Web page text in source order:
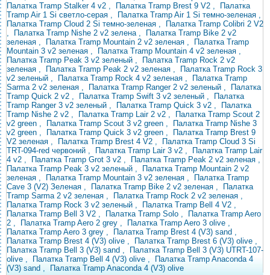
Палатка Tramp Stalker 4 v2 , Палатка Tramp Brest 9 V2 ,
Палатка
Tramp Air 1 Si светло-серая , Палатка Tramp Air 1 Si темно-зеленая ,
Палатка Tramp Cloud 2 Si темно-зеленая ,
Палатка Tramp Colibri 2 V2
,
Палатка Tramp Nishe 2 v2 зелена ,
Палатка Tramp Bike 2 v2
зеленая , Палатка Tramp Mountain 2 v2 зеленая ,
Палатка Tramp
Mountain 3 v2 зеленая , Палатка Tramp Mountain 4 v2 зеленая ,
Палатка Tramp Peak 3 v2 зеленый ,
Палатка Tramp Rock 2 v2
зеленая , Палатка Tramp Peak 2 v2 зеленая ,
Палатка Tramp Rock 3
v2 зеленый , Палатка Tramp Rock 4 v2 зеленая ,
Палатка Tramp
Sarma 2 v2 зеленая , Палатка Tramp Ranger 2 v2 зеленый ,
Палатка
Tramp Quick 2 v2 , Палатка Tramp Swift 3 v2 зеленый ,
Палатка
Tramp Ranger 3 v2 зеленый , Палатка Tramp Quick 3 v2 ,
Палатка
Tramp Nishe 2 v2 , Палатка Tramp Lair 2 v2 ,
Палатка Tramp Scout 2
v2 green , Палатка Tramp Scout 3 v2 green ,
Палатка Tramp Nishe 3
v2 green , Палатка Tramp Quick 3 v2 green ,
Палатка Tramp Brest 9
V2 зеленая , Палатка Tramp Brest 4 V2 ,
Палатка Tramp Cloud 3 Si
TRT-094-red червоний , Палатка Tramp Lair 3 v2 ,
Палатка Tramp Lair
4 v2 , Палатка Tramp Grot 3 v2 , Палатка Tramp Peak 2 v2 зеленая ,
Палатка Tramp Peak 3 v2 зеленый ,
Палатка Tramp Mountain 2 v2
зеленая , Палатка Tramp Mountain 3 v2 зеленая ,
Палатка Tramp
Cave 3 (V2) Зеленая , Палатка Tramp Bike 2 v2 зеленая ,
Палатка
Tramp Sarma 2 v2 зеленая , Палатка Tramp Rock 2 v2 зеленая ,
Палатка Tramp Rock 3 v2 зеленый , Палатка Tramp Bell 4 V2 ,
Палатка Tramp Bell 3 V2 , Палатка Tramp Solo ,
Палатка Tramp Aero
2 , Палатка Tramp Aero 2 grey , Палатка Tramp Aero 3 olive ,
Палатка Tramp Aero 3 grey , Палатка Tramp Brest 4 (V3) sand ,
Палатка Tramp Brest 4 (V3) olive , Палатка Tramp Brest 6 (V3) olive ,
Палатка Tramp Bell 3 (V3) sand ,
Палатка Tramp Bell 3 (V3) UTRT-107-
olive , Палатка Tramp Bell 4 (V3) olive ,
Палатка Tramp Anaconda 4
(V3) sand , Палатка Tramp Anaconda 4 (V3) olive